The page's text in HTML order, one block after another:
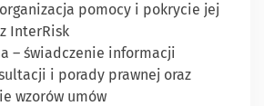
pomocy i pokrycie jej
InterRisk
– świadczenie informacji
i porady prawnej oraz
wzorów umów